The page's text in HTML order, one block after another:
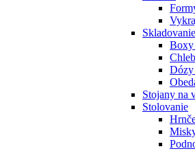
Boxy
Dózy
Stojany na
Stolovanie